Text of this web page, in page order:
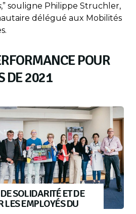
,” souligne Philippe Struchler,
délégué aux Mobilités
POUR
DE 2021
SOLIDARITÉ ET DE
LES EMPLOYÉS DU